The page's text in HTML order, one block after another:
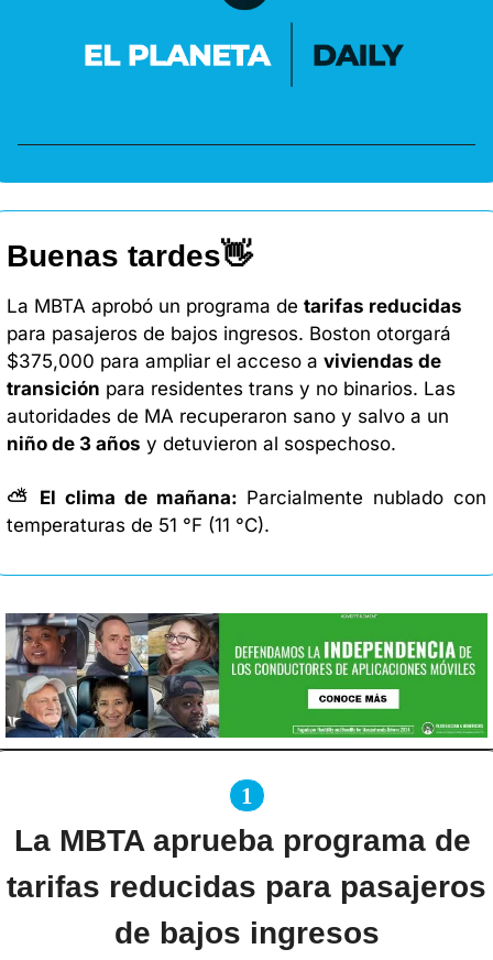
Buenas tardes👋
La MBTA aprobó un programa de tarifas reducidas
para pasajeros de bajos ingresos. Boston otorgará
$375,000 para ampliar el acceso a viviendas de
transición para residentes trans y no binarios. Las
niño de 3 años y detuvieron al sospechoso.
⛅ El clima de mañana: Parcialmente nublado con
temperaturas de 51 °F (11 °C).
1
La MBTA aprueba programa de
tarifas reducidas para pasajeros
de bajos ingresos